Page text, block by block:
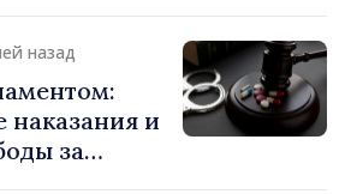
назад
наказания и
за